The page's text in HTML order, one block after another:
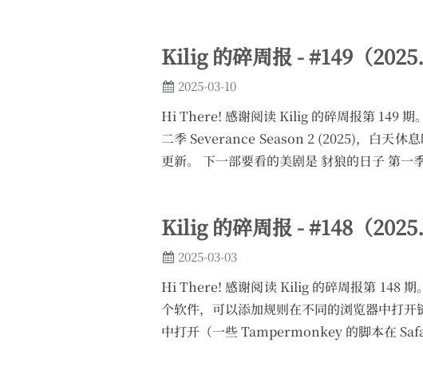
Kilig 的碎周报 - #149（
2025-03-10
Hi There! 感谢阅读 Kilig 的碎周报第 149 期
二季 Severance Season 2 (2025)，白天休
更新。 下一部要看的美剧是 豺狼的日子 第一
Kilig 的碎周报 - #148（
2025-03-03
Hi There! 感谢阅读 Kilig 的碎周报第 148 期
个软件，可以添加规则在不同的浏览器中打
中打开（一些 Tampermonkey 的脚本在